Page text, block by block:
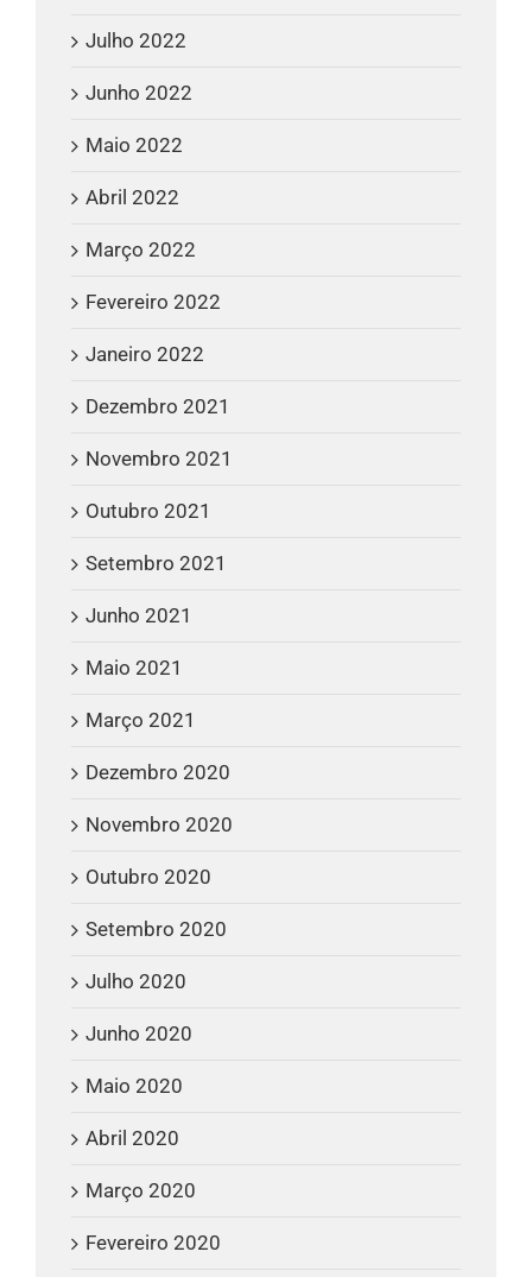
Julho 2022
Junho 2022
Maio 2022
Abril 2022
Março 2022
Fevereiro 2022
Janeiro 2022
Dezembro 2021
Novembro 2021
Outubro 2021
Setembro 2021
Junho 2021
Maio 2021
Março 2021
Dezembro 2020
Novembro 2020
Outubro 2020
Setembro 2020
Julho 2020
Junho 2020
Maio 2020
Abril 2020
Março 2020
Fevereiro 2020